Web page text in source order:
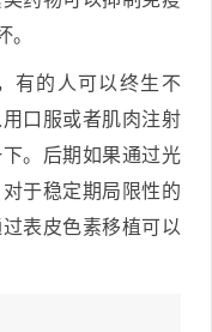
。
有的人可以终生不
口服或者肌肉注射
。后期如果通过光
于稳定期局限性的
表皮色素移植可以